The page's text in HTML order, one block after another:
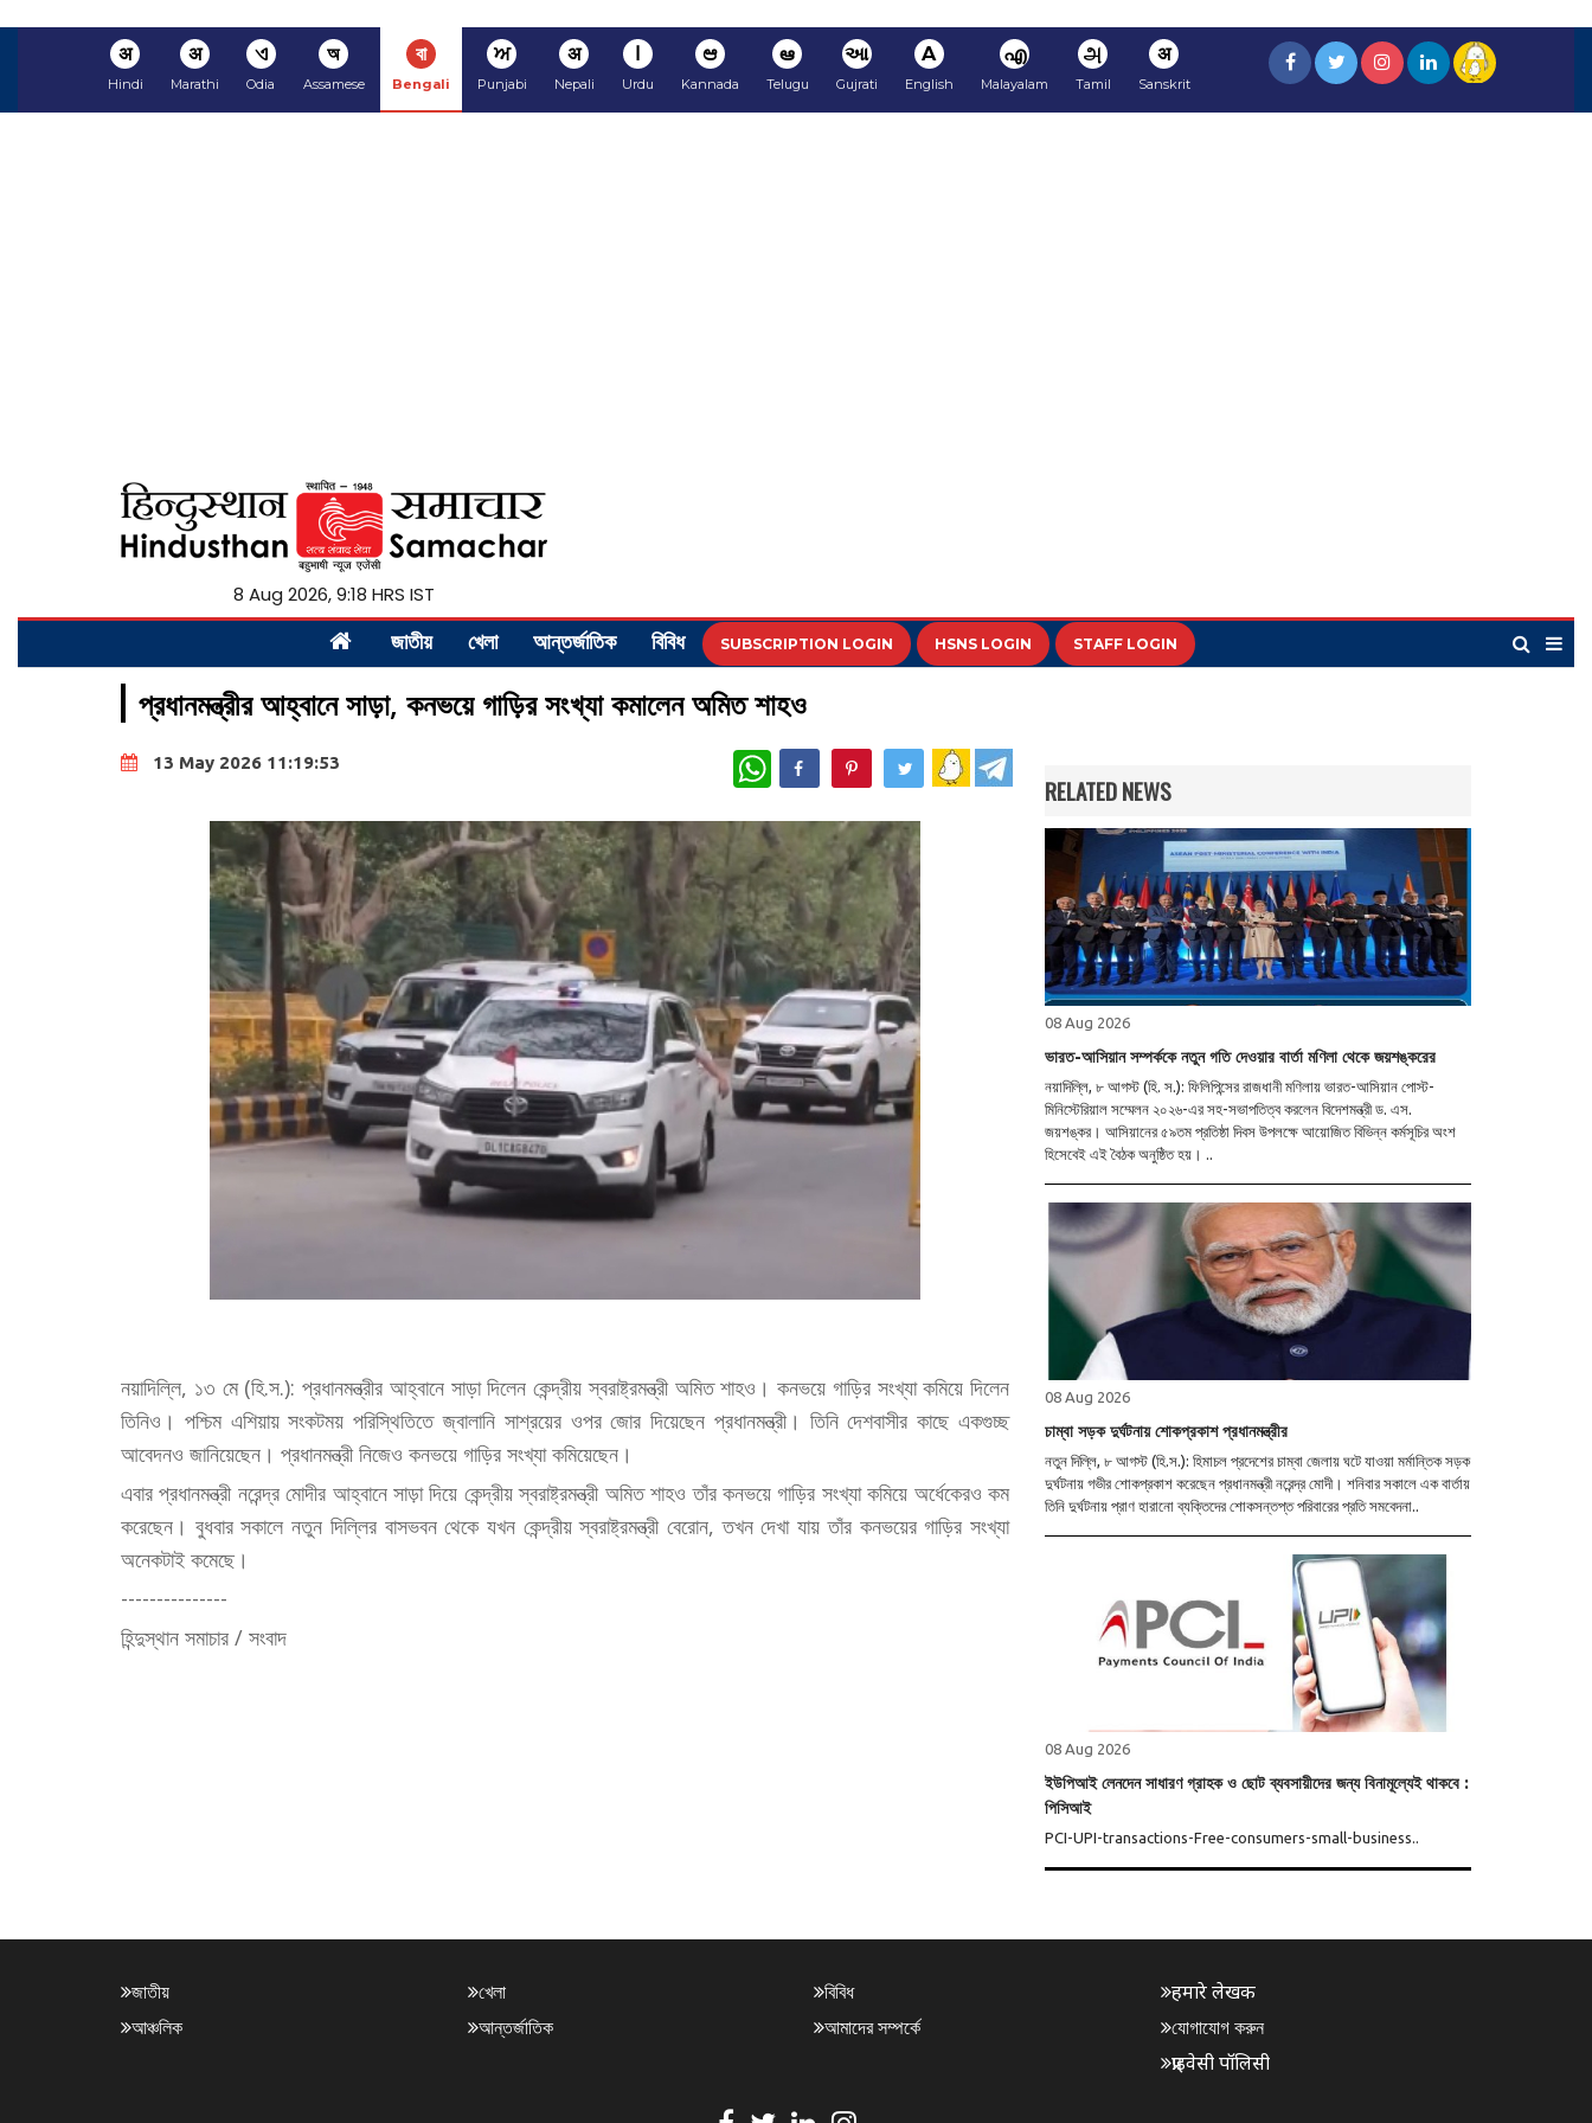
अ
Hindi
अ
Marathi
ଏ
Odia
অ
Assamese
বা
Bengali
ਅ
Punjabi
अ
Nepali
ا
Urdu
ಆ
Kannada
ఆ
Telugu
આ
Gujrati
A
English
എ
Malayalam
அ
Tamil
अ
Sanskrit
8 Aug 2026, 9:18 HRS IST
জাতীয় খেলা আন্তর্জাতিক বিবিধ SUBSCRIPTION LOGIN HSNS LOGIN STAFF LOGIN
প্রধানমন্ত্রীর আহ্বানে সাড়া, কনভয়ে গাড়ির সংখ্যা কমালেন অমিত শাহও
13 May 2026 11:19:53 WhatsApp
নয়াদিল্লি, ১৩ মে (হি.স.): প্রধানমন্ত্রীর আহ্বানে সাড়া দিলেন কেন্দ্রীয় স্বরাষ্ট্রমন্ত্রী অমিত শাহও। কনভয়ে গাড়ির সংখ্যা কমিয়ে দিলেন
তিনিও। পশ্চিম এশিয়ায় সংকটময় পরিস্থিতিতে জ্বালানি সাশ্রয়ের ওপর জোর দিয়েছেন প্রধানমন্ত্রী। তিনি দেশবাসীর কাছে একগুচ্ছ
আবেদনও জানিয়েছেন। প্রধানমন্ত্রী নিজেও কনভয়ে গাড়ির সংখ্যা কমিয়েছেন।
এবার প্রধানমন্ত্রী নরেন্দ্র মোদীর আহ্বানে সাড়া দিয়ে কেন্দ্রীয় স্বরাষ্ট্রমন্ত্রী অমিত শাহও তাঁর কনভয়ে গাড়ির সংখ্যা কমিয়ে অর্ধেকেরও কম
করেছেন। বুধবার সকালে নতুন দিল্লির বাসভবন থেকে যখন কেন্দ্রীয় স্বরাষ্ট্রমন্ত্রী বেরোন, তখন দেখা যায় তাঁর কনভয়ের গাড়ির সংখ্যা
অনেকটাই কমেছে।
---------------
হিন্দুস্থান সমাচার / সংবাদ
RELATED NEWS
08 Aug 2026
ভারত-আসিয়ান সম্পর্ককে নতুন গতি দেওয়ার বার্তা মণিলা থেকে জয়শঙ্করের
নয়াদিল্লি, ৮ আগস্ট (হি. স.): ফিলিপিন্সের রাজধানী মণিলায় ভারত-আসিয়ান পোস্ট-
মিনিস্টেরিয়াল সম্মেলন ২০২৬-এর সহ-সভাপতিত্ব করলেন বিদেশমন্ত্রী ড. এস.
জয়শঙ্কর। আসিয়ানের ৫৯তম প্রতিষ্ঠা দিবস উপলক্ষে আয়োজিত বিভিন্ন কর্মসূচির অংশ
হিসেবেই এই বৈঠক অনুষ্ঠিত হয়। ..
08 Aug 2026
চাম্বা সড়ক দুর্ঘটনায় শোকপ্রকাশ প্রধানমন্ত্রীর
নতুন দিল্লি, ৮ আগস্ট (হি.স.): হিমাচল প্রদেশের চাম্বা জেলায় ঘটে যাওয়া মর্মান্তিক সড়ক
দুর্ঘটনায় গভীর শোকপ্রকাশ করেছেন প্রধানমন্ত্রী নরেন্দ্র মোদী। শনিবার সকালে এক বার্তায়
তিনি দুর্ঘটনায় প্রাণ হারানো ব্যক্তিদের শোকসন্তপ্ত পরিবারের প্রতি সমবেদনা..
08 Aug 2026
ইউপিআই লেনদেন সাধারণ গ্রাহক ও ছোট ব্যবসায়ীদের জন্য বিনামূল্যেই থাকবে :
পিসিআই
PCI-UPI-transactions-Free-consumers-small-business..
জাতীয়
আঞ্চলিক
খেলা
আন্তর্জাতিক
বিবিধ
আমাদের সম্পর্কে
हमारे लेखक
যোগাযোগ করুন
प्राइवेसी पॉलिसी